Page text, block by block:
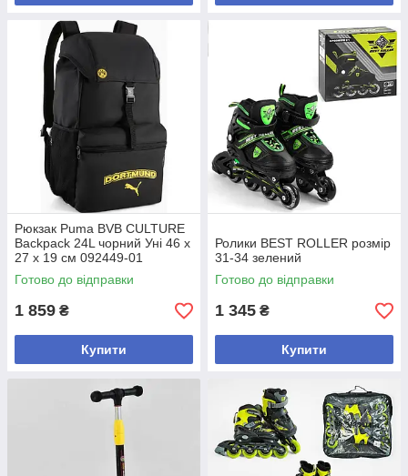
Рюкзак Puma BVB CULTURE
Backpack 24L чорний Уні 46 x
27 x 19 см 092449-01
(Оригінал)
Готово до відправки
1 859 ₴
Купити
Ролики BEST ROLLER розмір
31-34 зелений
Готово до відправки
1 345 ₴
Купити